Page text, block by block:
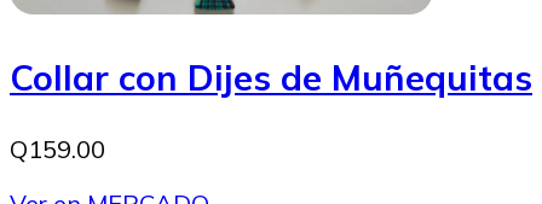
Collar con Dijes de Muñequitas
Q159.00